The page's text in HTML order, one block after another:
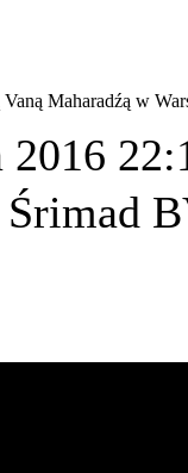
Maharadźą w